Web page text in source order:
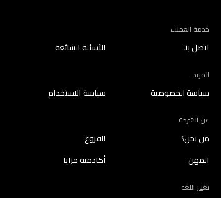
خدمة العملاء
اتصل بنا الأسئلة الشائعة
المزيد
سياسة الخصوصية سياسة الاستخدام
عن الشركة
من نحن؟ الفروع
المهن أكادمية مزايا
تغيير اللغه